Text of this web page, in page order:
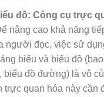
đồ: Công cụ trực
nâng cao khả năng
người đọc, việc sử
biểu và biểu đồ
biểu đồ đường) là vô
trực quan hóa này cần